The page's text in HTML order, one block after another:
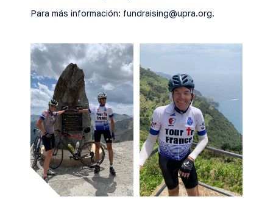
Para más información: fundraising@upra.org.